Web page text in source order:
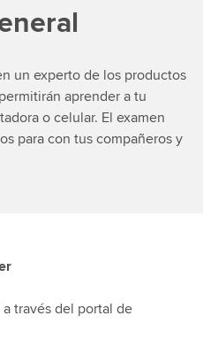
un experto de los productos
aprender a tu
o celular. El examen
para con tus compañeros y
través del portal de